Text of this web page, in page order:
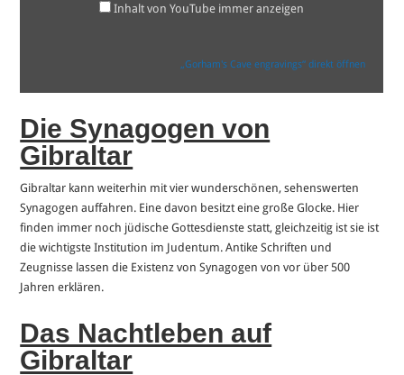
Inhalt von YouTube immer anzeigen
„Gorham's Cave engravings“ direkt öffnen
Die Synagogen von
Gibraltar
Gibraltar kann weiterhin mit vier wunderschönen, sehenswerten
Synagogen auffahren. Eine davon besitzt eine große Glocke. Hier
finden immer noch jüdische Gottesdienste statt, gleichzeitig ist sie ist
die wichtigste Institution im Judentum. Antike Schriften und
Zeugnisse lassen die Existenz von Synagogen von vor über 500
Jahren erklären.
Das Nachtleben auf
Gibraltar